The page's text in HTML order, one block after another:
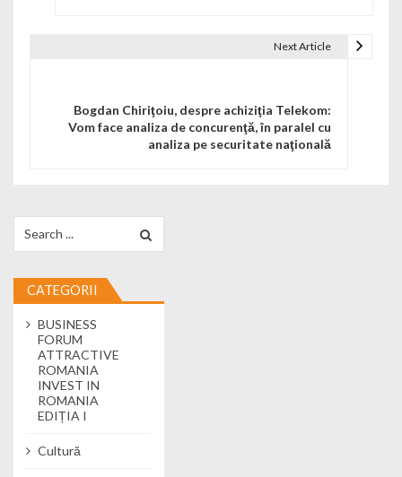
Next Article
Bogdan Chiriţoiu, despre achiziţia Telekom:
Vom face analiza de concurenţă, în paralel cu
analiza pe securitate naţională
CATEGORII
BUSINESS
FORUM
ATTRACTIVE
ROMANIA
INVEST IN
ROMANIA
EDIȚIA I
Cultură